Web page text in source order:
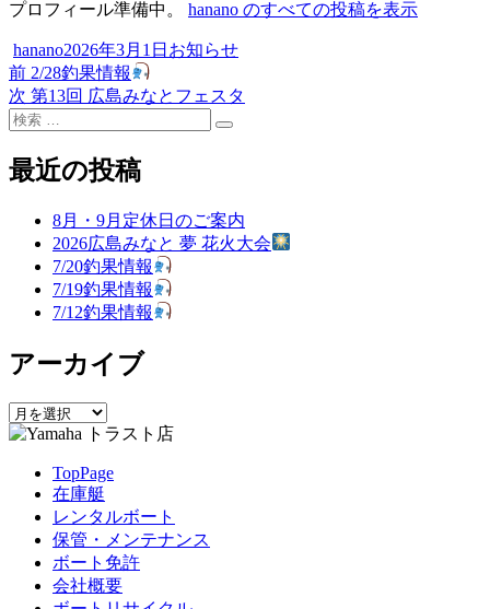
プロフィール準備中。 hanano のすべての投稿を表示
投
稿
者
hanano投
稿
日:
2026年3月1日 カ
ゴ
お知らせ
投
稿
ビ
ン
前 過
去
の
稿:
2/28釣果情報
次 次
の
稿:
第13回 広島みなとフェスタ
検
対
象:
検
最近の投稿
8月・9月定休日のご案内
2026広島みなと 夢 花火大会
7/20釣果情報
7/19釣果情報
7/12釣果情報
アーカイブ
ア
ー
TopPage
在庫艇
レンタルボート
保管・メンテナンス
ボート免許
会社概要